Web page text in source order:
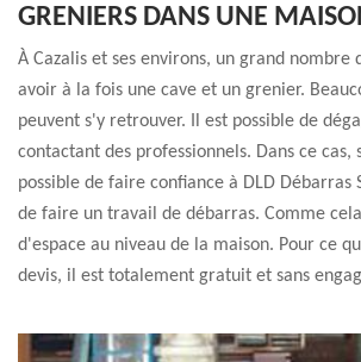
GRENIERS DANS UNE
À Cazalis et ses environs, un grand nombre
avoir à la fois une cave et un grenier.
peuvent s'y retrouver. Il est possible de
contactant des professionnels. Dans ce cas,
possible de faire confiance à DLD Débarras
de faire un travail de débarras. Comme
d'espace au niveau de la maison. Pour ce
devis, il est totalement gratuit et sans